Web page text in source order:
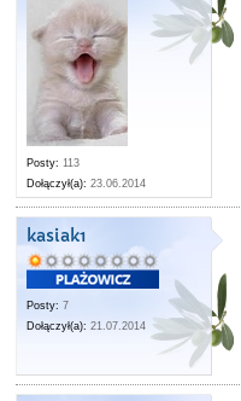
Posty: 113
Dołączył(a): 23.06.2014
kasiak1
Posty: 7
Dołączył(a): 21.07.2014